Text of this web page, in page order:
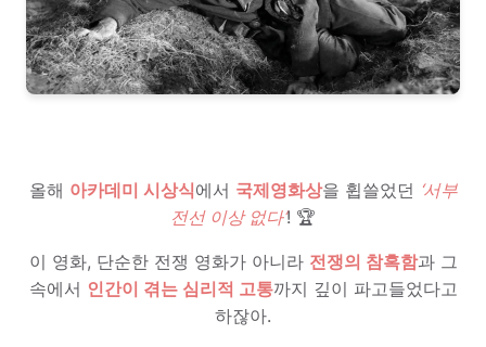
올해 아카데미 시상식에서 국제영화상을 휩쓸었던 ‘서부
전선 이상 없다’! 🏆
이 영화, 단순한 전쟁 영화가 아니라 전쟁의 참혹함과 그
속에서 인간이 겪는 심리적 고통까지 깊이 파고들었다고
하잖아.